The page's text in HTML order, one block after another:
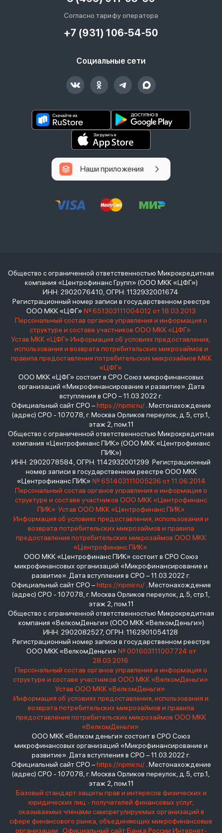
Согласно тарифу оператора
+7 (931) 106-54-50
Социальные сети
Наши приложения
Общество с ограниченной ответственностью Микрокредитная
компания «Центрофинанс Групп» (ООО МКК «ЦФГ»)
ИНН: 2902076410, ОГРН: 1132932001674
Регистрационный номер записи в государственном реестре
ООО МКК «ЦФГ» № 651303111004012 от 18.03.2013
Персональный состав органов управления и информация о
структуре и составе участников ООО МКК «ЦФГ»
Устав МКК «ЦФГ» Информация об условиях предоставления,
использования и возврата потребительских микрозаймов и
правила предоставления потребительских микрозаймов МКК
«ЦФГ»
ООО МКК «ЦФГ» состоит в СРО Союз микрофинансовых
организаций «Микрофинансирование и развитие». Дата
вступления в СРО – 11.03.2022 г.
Официальный сайт СРО –https://npmir.ru/. Местонахождение
(адрес) СРО - 107078, г. Москва Орликов переулок, д.5, стр.1,
этаж 2, пом.11
Общество с ограниченной ответственностью Микрокредитная
компания «Центрофинанс ПИК» (ООО МКК «Центрофинанс
ПИК»)
ИНН: 2902078584, ОГРН: 1142932001299 Регистрационный
номер записи в государственном реестре ООО МКК
«Центрофинанс ПИК» № 651403111005236 от 11.06.2014
Персональный состав органов управления и информация о
структуре и составе участников ООО МКК «Центрофинанс
ПИК» Устав ООО МКК «Центрофинанс ПИК»
Информация об условиях предоставления, использования и
возврата потребительских микрозаймов и правила
предоставления потребительских микрозаймов ООО МКК
«Центрофинанс ПИК»
ООО МКК «Центрофинанс ПИК» состоит в СРО Союз
микрофинансовых организаций «Микрофинансирование и
развитие». Дата вступления в СРО – 11.03.2022 г.
Официальный сайт СРО –https://npmir.ru/. Местонахождение
(адрес) СРО - 107078, г. Москва Орликов переулок, д.5, стр.1,
этаж 2, пом.11
Общество с ограниченной ответственностью Микрокредитная
компания «ВелкомДеньги» (ООО МКК «ВелкомДеньги»)
ИНН: 2902082527, ОГРН: 1162901054128
Регистрационный номер записи в государственном реестре
ООО МКК «ВелкомДеньги» № 001603111007724 от
28.03.2016
Персональный состав органов управления и информация о
структуре и составе участников ООО МКК «ВелкомДеньги»
Устав ООО МКК «ВелкомДеньги»
Информация об условиях предоставления, использования и
возврата потребительских микрозаймов и правила
предоставления потребительских микрозаймов ООО МКК
«ВелкомДеньги»
ООО МКК «Велком деньги» состоит в СРО Союз
микрофинансовых организаций «Микрофинансирование и
развитие». Дата вступления в СРО – 11.03.2022 г.
Официальный сайт СРО –https://npmir.ru/. Местонахождение
(адрес) СРО - 107078, г. Москва Орликов переулок, д.5, стр.1,
этаж 2, пом.11
Базовый стандарт защиты прав и интересов физических и
юридических лиц - получателей финансовых услуг,
оказываемых членами саморегулируемых организаций в
сфере финансового рынка, объединяющих микрофинансовые
организации
Официальный сайт Банка России Интернет-